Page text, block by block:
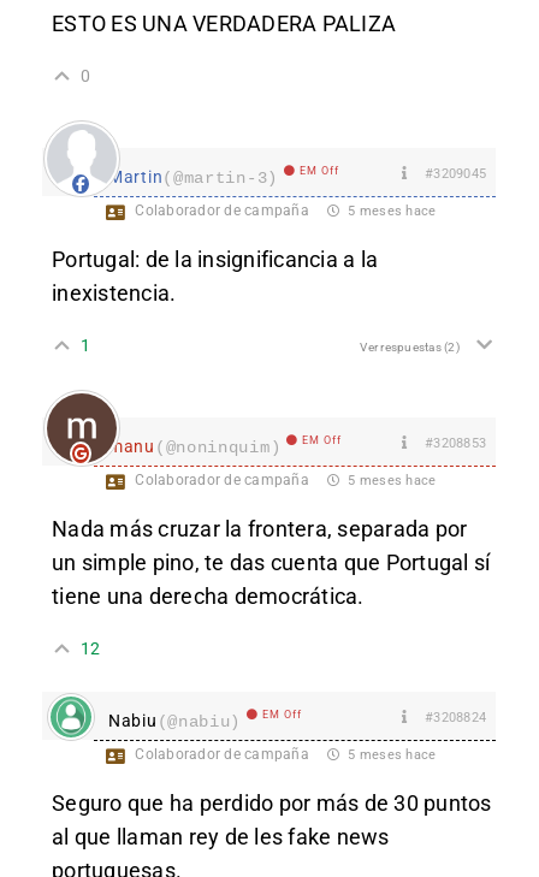
ESTO ES UNA VERDADERA PALIZA
0
Martin(@martin-3) EM Off #3209045
Colaborador de campaña 5 meses hace
Portugal: de la insignificancia a la
inexistencia.
1 Ver respuestas(2)
manu (@noninquim) EM Off #3208853
Colaborador de campaña 5 meses hace
Nada más cruzar la frontera, separada por
un simple pino, te das cuenta que Portugal sí
tiene una derecha democrática.
12
Nabiu (@nabiu) EM Off #3208824
Colaborador de campaña 5 meses hace
Seguro que ha perdido por más de 30 puntos
al que llaman rey de les fake news
portuguesas.